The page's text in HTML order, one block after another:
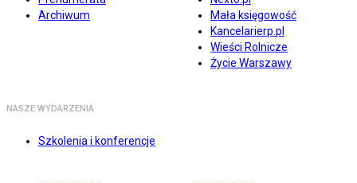
Archiwum
Mała księgowość
Kancelarierp.pl
Wieści Rolnicze
Życie Warszawy
NASZE WYDARZENIA
Szkolenia i konferencje